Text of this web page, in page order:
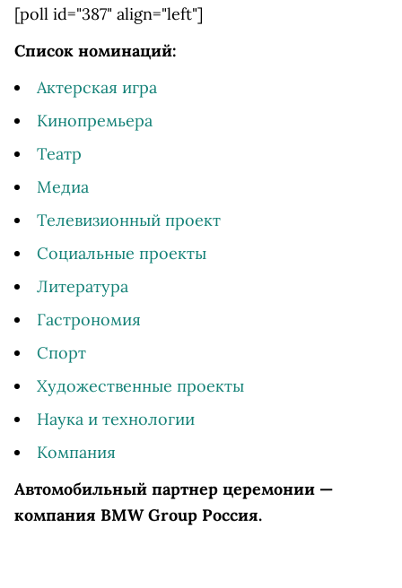
[poll id="387" align="left"]
Список номинаций:
Актерская игра
Кинопремьера
Театр
Медиа
Телевизионный проект
Социальные проекты
Литература
Гастрономия
Спорт
Художественные проекты
Наука и технологии
Компания
Автомобильный партнер церемонии —
компания BMW Group Россия.